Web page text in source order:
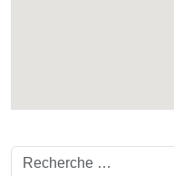
Rechercher